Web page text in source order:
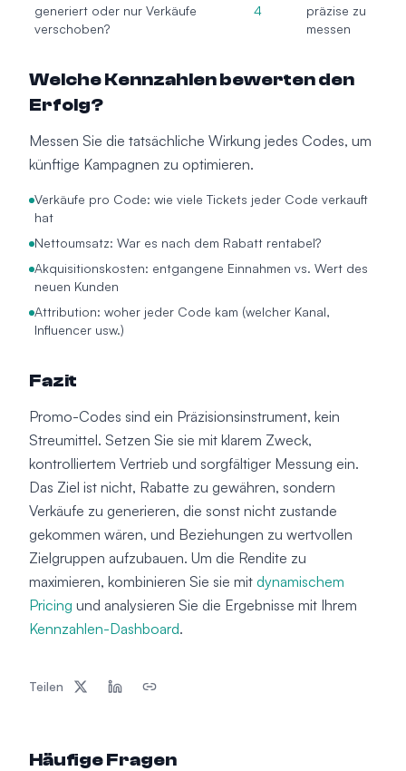
generiert oder nur Verkäufe
verschoben?
4
präzise zu
messen
Welche Kennzahlen bewerten den
Erfolg?
Messen Sie die tatsächliche Wirkung jedes Codes, um
künftige Kampagnen zu optimieren.
Verkäufe pro Code: wie viele Tickets jeder Code verkauft
hat
Nettoumsatz: War es nach dem Rabatt rentabel?
Akquisitionskosten: entgangene Einnahmen vs. Wert des
neuen Kunden
Attribution: woher jeder Code kam (welcher Kanal,
Influencer usw.)
Fazit
Promo-Codes sind ein Präzisionsinstrument, kein
Streumittel. Setzen Sie sie mit klarem Zweck,
kontrolliertem Vertrieb und sorgfältiger Messung ein.
Das Ziel ist nicht, Rabatte zu gewähren, sondern
Verkäufe zu generieren, die sonst nicht zustande
gekommen wären, und Beziehungen zu wertvollen
Zielgruppen aufzubauen. Um die Rendite zu
maximieren, kombinieren Sie sie mit dynamischem
Pricing und analysieren Sie die Ergebnisse mit Ihrem
Kennzahlen-Dashboard.
Teilen
Häufige Fragen